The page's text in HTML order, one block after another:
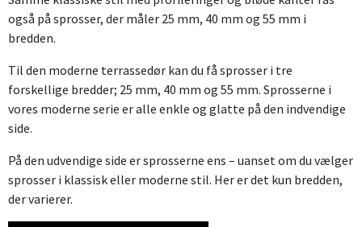
også på sprosser, der måler 25 mm, 40 mm og 55 mm i
bredden.
Til den moderne terrassedør kan du få sprosser i tre
forskellige bredder; 25 mm, 40 mm og 55 mm. Sprosserne i
vores moderne serie er alle enkle og glatte på den indvendige
side.
På den udvendige side er sprosserne ens – uanset om du vælger
sprosser i klassisk eller moderne stil. Her er det kun bredden,
der varierer.